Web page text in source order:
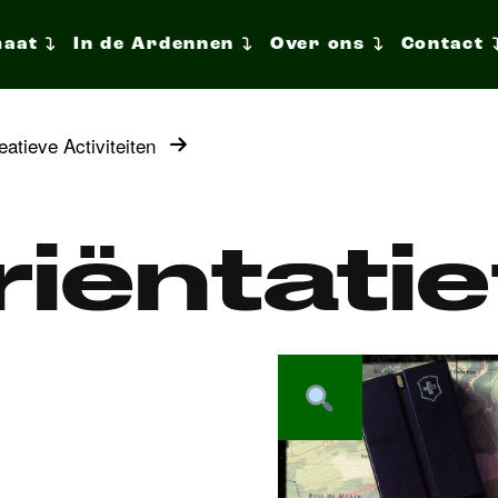
In de Ardennen Over ons Contact
Activiteiten